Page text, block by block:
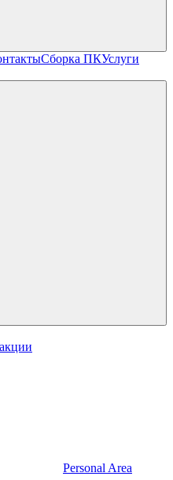
Сборка ПКУслуги
Personal Area